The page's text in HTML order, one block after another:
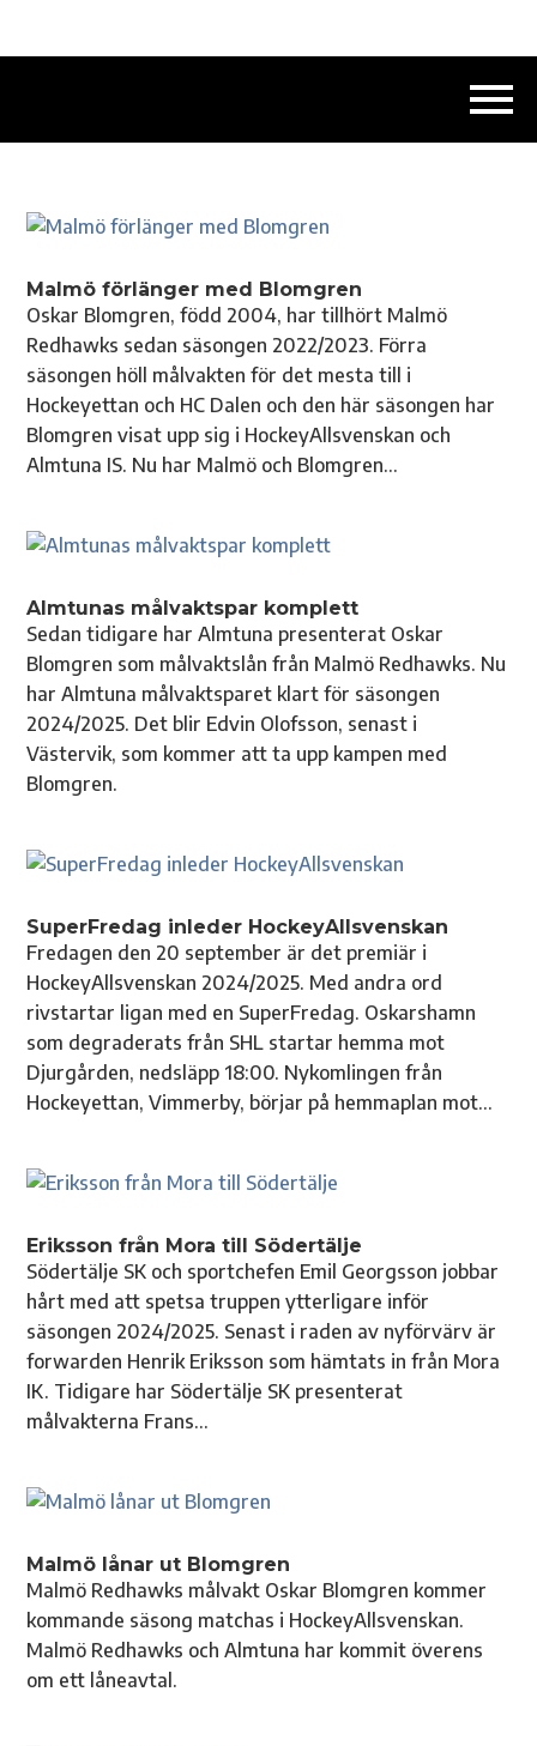
Malmö förlänger med Blomgren
Oskar Blomgren, född 2004, har tillhört Malmö
Redhawks sedan säsongen 2022/2023. Förra
säsongen höll målvakten för det mesta till i
Hockeyettan och HC Dalen och den här säsongen har
Blomgren visat upp sig i HockeyAllsvenskan och
Almtuna IS. Nu har Malmö och Blomgren...
Almtunas målvaktspar komplett
Sedan tidigare har Almtuna presenterat Oskar
Blomgren som målvaktslån från Malmö Redhawks. Nu
har Almtuna målvaktsparet klart för säsongen
2024/2025. Det blir Edvin Olofsson, senast i
Västervik, som kommer att ta upp kampen med
Blomgren.
SuperFredag inleder HockeyAllsvenskan
Fredagen den 20 september är det premiär i
HockeyAllsvenskan 2024/2025. Med andra ord
rivstartar ligan med en SuperFredag. Oskarshamn
som degraderats från SHL startar hemma mot
Djurgården, nedsläpp 18:00. Nykomlingen från
Hockeyettan, Vimmerby, börjar på hemmaplan mot...
Eriksson från Mora till Södertälje
Södertälje SK och sportchefen Emil Georgsson jobbar
hårt med att spetsa truppen ytterligare inför
säsongen 2024/2025. Senast i raden av nyförvärv är
forwarden Henrik Eriksson som hämtats in från Mora
IK. Tidigare har Södertälje SK presenterat
målvakterna Frans...
Malmö lånar ut Blomgren
Malmö Redhawks målvakt Oskar Blomgren kommer
kommande säsong matchas i HockeyAllsvenskan.
Malmö Redhawks och Almtuna har kommit överens
om ett låneavtal.